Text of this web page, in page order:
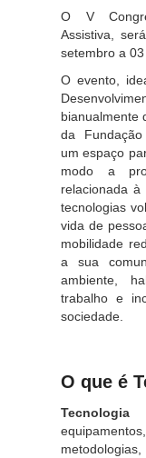
O V
Assistiva,
setembro a
O evento,
bianualmente
da
um espaço
modo a
relacionada
tecnologias
vida de
mobilidade
a sua
ambiente,
trabalho e
sociedade.
O que é
Tecnologia